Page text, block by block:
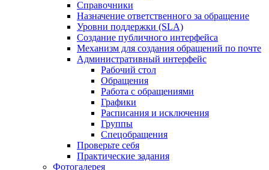
Справочники
Назначение ответственного за обращение
Уровни поддержки (SLA)
Создание публичного интерфейса
Механизм для создания обращений по почте
Административный интерфейс
Рабочий стол
Обращения
Работа с обращениями
Графики
Расписания и исключения
Группы
Спецобращения
Проверьте себя
Практические задания
Фотогалерея